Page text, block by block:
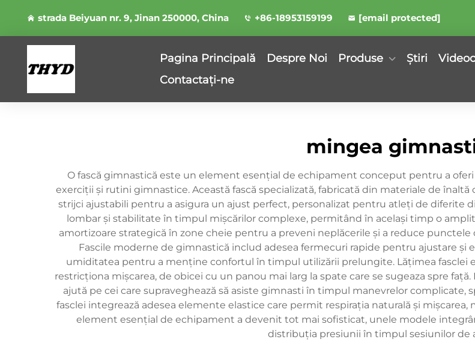
strada Beiyuan nr. 9, Jinan 250000, China +86-18953159199 [email protected]
Pagina Principală Despre Noi Produse Știri
Contactați-ne
mingea
O fască gimnastică este un element esențial de echipament conceput pentru a
exerciții și rutini gimnastice. Această fască specializată, fabricată din materiale de
strijci ajustabili pentru a asigura un ajust perfect, personalizat pentru atleți de diferite
lombar și stabilitate în timpul mișcărilor complexe, permitând în același timp o
amortizoare strategică în zone cheie pentru a preveni neplăcerile și a reduce
Fascile moderne de gimnastică includ adesea fermecuri rapide pentru ajustare și
umiditatea pentru a menține confortul în timpul utilizării prelungite. Lățimea fasclei
restricționa mișcarea, de obicei cu un panou mai larg la spate care se sugeaza spre
ajută pe cei care supraveghează să asiste gimnasti în timpul manevrelor
fasclei integrează adesea elemente elastice care permit respirația naturală și
element esențial de echipament a devenit tot mai sofisticat, unele modele
distribuția presiunii în timpul sesiunilor de